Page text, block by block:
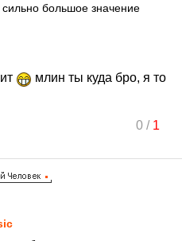
сильно большое значение
млин ты куда бро, я то
0/ 1